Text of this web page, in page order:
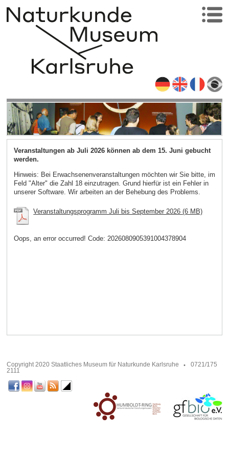
Veranstaltungen ab Juli 2026 können ab dem 15. Juni gebucht
werden.
Hinweis: Bei Erwachsenenveranstaltungen möchten wir Sie bitte, im
Feld "Alter" die Zahl 18 einzutragen. Grund hierfür ist ein Fehler in
unserer Software. Wir arbeiten an der Behebung des Problems.
Veranstaltungsprogramm Juli bis September 2026 (6 MB)
Oops, an error occurred! Code: 2026080905391004378904
Copyright 2020 Staatliches Museum für Naturkunde Karlsruhe
0721/175
2111